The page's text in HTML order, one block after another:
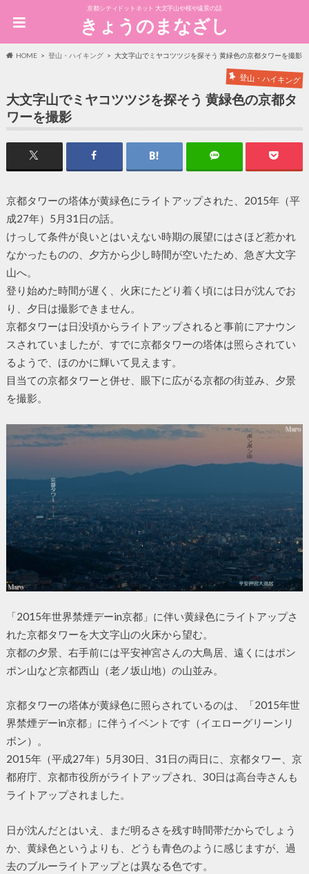
京都シティドットネット 大文字山や桜や遠景の話
きょうのまなざし
HOME 登山・ハイキング 大文字山でミヤコツツジを探そう 黄緑色の京都タワーを撮影
登山・ハイキング
大文字山でミヤコツツジを探そう 黄緑色の京都タ
ワーを撮影
京都タワーの塔体が黄緑色にライトアップされた、2015年（平
成27年）5月31日の話。
けっして条件が良いとはいえない時期の展望にはさほど惹かれ
なかったものの、夕方から少し時間が空いたため、急ぎ大文字
山へ。
登り始めた時間が遅く、火床にたどり着く頃には日が沈んでお
り、夕日は撮影できません。
京都タワーは日没頃からライトアップされると事前にアナウン
スされていましたが、すでに京都タワーの塔体は照らされてい
るようで、ほのかに輝いて見えます。
目当ての京都タワーと併せ、眼下に広がる京都の街並み、夕景
を撮影。
「2015年世界禁煙デーin京都」に伴い黄緑色にライトアップさ
れた京都タワーを大文字山の火床から望む。
京都の夕景、右手前には平安神宮さんの大鳥居、遠くにはポン
ポン山など京都西山（老ノ坂山地）の山並み。
京都タワーの塔体が黄緑色に照らされているのは、「2015年世
界禁煙デーin京都」に伴うイベントです（イエローグリーンリ
ボン）。
2015年（平成27年）5月30日、31日の両日に、京都タワー、京
都府庁、京都市役所がライトアップされ、30日は高台寺さんも
ライトアップされました。
日が沈んだとはいえ、まだ明るさを残す時間帯だからでしょう
か、黄緑色というよりも、どうも青色のように感じますが、過
去のブルーライトアップとは異なる色です。